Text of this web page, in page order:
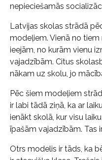
nepieciešamās
Latvijas skolas strādā
modeļiem. Vienā no
ieejām, no kurām vienu
vajadzībām. Citus
nākam uz skolu, jo
Pēc šiem modeļiem
ir labi tādā ziņā, ka ar
ienākt skolā, kur visu
īpašām vajadzībām. Tas
Otrs modelis ir tāds, ka